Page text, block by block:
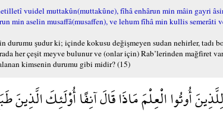
vuidel muttakûn(muttakûne), fîhâ enhârun min mâin gayri
min aselin musaffâ(musaffen), ve lehum fîhâ min kullis
durumu şudur ki; içinde kokusu değişmeyen sudan nehirler, tadı
her çeşit meyve bulunur ve (onlar için) Rab’lerinden mağfiret
kimsenin durumu gibi midir? (15)
الْعِلْمَ مَاذَا قَالَ آنِفًا أُوْلَئِكَ الَّذِينَ